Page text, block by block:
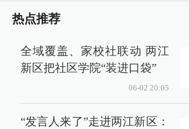
热点推荐
全域覆盖、家校社联动 两江
新区把社区学院“装进口袋”
06-02 20:05
“发言人来了”走进两江新区：